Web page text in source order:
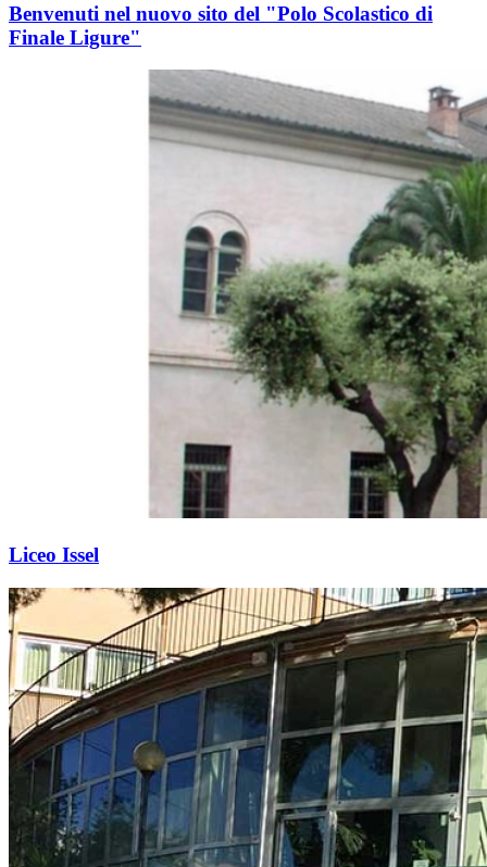
Benvenuti nel nuovo sito del "Polo Scolastico di
Finale Ligure"
Liceo Issel